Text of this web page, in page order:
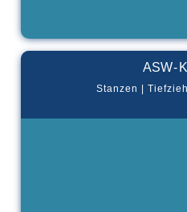
ASW -
Stanzen |